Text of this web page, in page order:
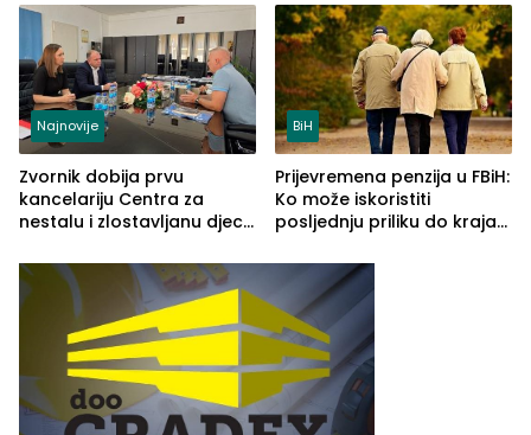
vidljive na njima
ljeta (FOTO)
Najnovije
Zvornik dobija prvu
kancelariju Centra za
nestalu i zlostavljanu djecu
BiH
Prijevremena penzija u FBiH:
Ko može iskoristiti
posljednju priliku do kraja